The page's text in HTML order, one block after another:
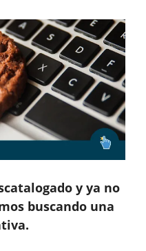
y ya no
buscando una